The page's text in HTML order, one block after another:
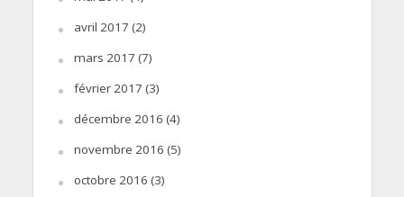
avril 2017 (2)
mars 2017 (7)
février 2017 (3)
décembre 2016 (4)
novembre 2016 (5)
octobre 2016 (3)